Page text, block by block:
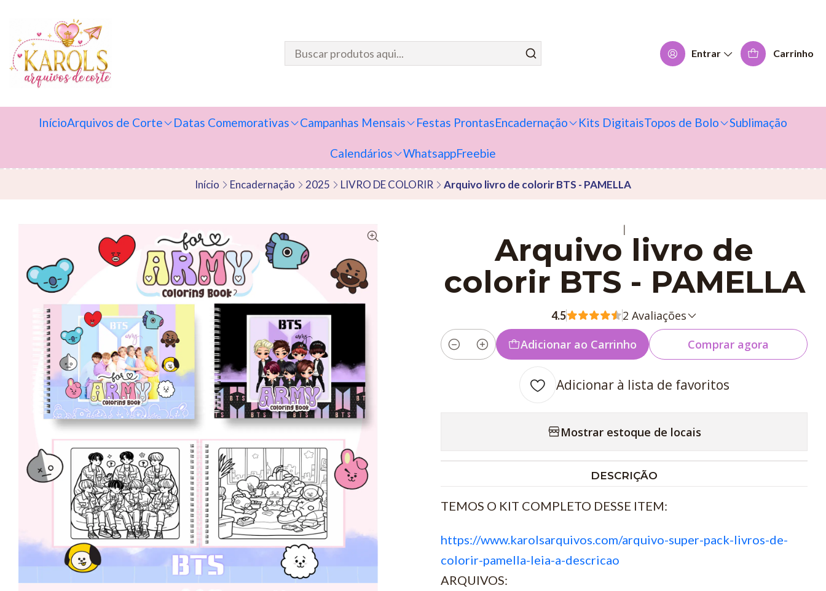
Entrar Carrinho
InícioArquivos de Corte Datas Comemorativas Campanhas Mensais Festas ProntasEncadernação Kits DigitaisTopos de Bolo Sublimação
Calendários WhatsappFreebie
Início Encadernação 2025 LIVRO DE COLORIR Arquivo livro de colorir BTS - PAMELLA
|
Arquivo livro de
colorir BTS - PAMELLA
4.5 2 Avaliações
Quantidade
Adicionar ao Carrinho Comprar agora
Adicionar à lista de favoritos
Mostrar estoque de locais
DESCRIÇÃO
TEMOS O KIT COMPLETO DESSE ITEM:
https://www.karolsarquivos.com/arquivo-super-pack-livros-de-
colorir-pamella-leia-a-descricao
ARQUIVOS: